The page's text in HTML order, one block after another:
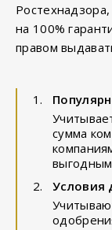
на 100%
правом
сумма
Условия